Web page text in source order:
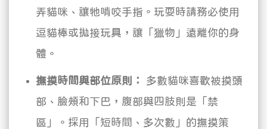
弄貓咪、讓牠啃咬手指。玩耍時請務必使用
逗貓棒或拋接玩具，讓「獵物」遠離你的身
體。
撫摸時間與部位原則：
多數貓咪喜歡被摸頭
部、臉頰和下巴，腹部與四肢則是「禁
區」。採用「短時間、多次數」的撫摸策